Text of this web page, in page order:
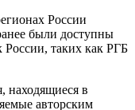
России
были доступны
России, таких как РГБ
находящиеся в
авторским